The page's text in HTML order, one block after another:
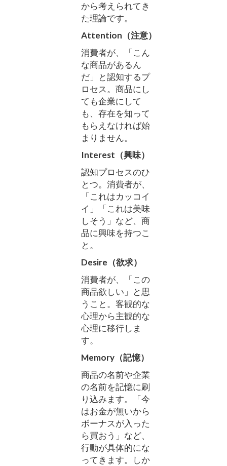
から考えられてき
た理論です。
Attention（注意）
消費者が、「こん
な商品があるん
だ」と認知するプ
ロセス。商品にし
ても企業にして
も、存在を知って
もらえなければ始
まりません。
Interest（興味）
認知プロセスのひ
とつ。消費者が、
「これはカッコイ
イ」「これは美味
しそう」など、商
品に興味を持つこ
と。
Desire（欲求）
消費者が、「この
商品欲しい」と思
うこと。客観的な
心理から主観的な
心理に移行しま
す。
Memory（記憶）
商品の名前や企業
の名前を記憶に刷
り込みます。「今
はお金が無いから
ボーナスが入った
ら買おう」など、
行動が具体的にな
ってきます。しか